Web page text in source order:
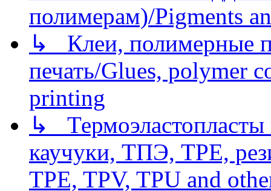
полимерам)/Pigments
↳ Клеи, полимерные
печать/Glues, polymer
printing
↳
каучуки, ТПЭ, TPE,
TPE, TPV, TPU and